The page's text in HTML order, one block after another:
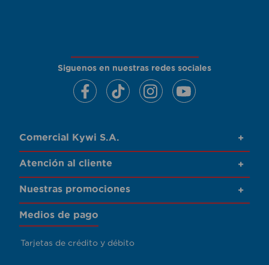
Siguenos en nuestras redes sociales
Comercial Kywi S.A. +
Atención al cliente +
Nuestras promociones +
Medios de pago
Tarjetas de crédito y débito